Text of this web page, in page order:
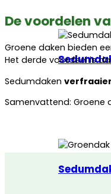
De voordelen
Groene daken bieden
Het derde voordeel is
Sedumdaken
Samenvattend: Groene